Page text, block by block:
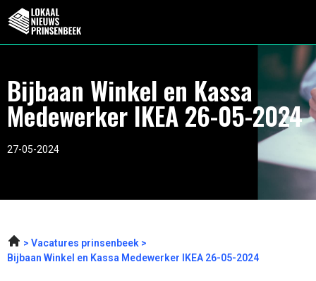
Bijbaan Winkel en Kassa
Medewerker IKEA 26-05-2024
27-05-2024
Vacatures prinsenbeek
Bijbaan Winkel en Kassa Medewerker IKEA 26-05-2024